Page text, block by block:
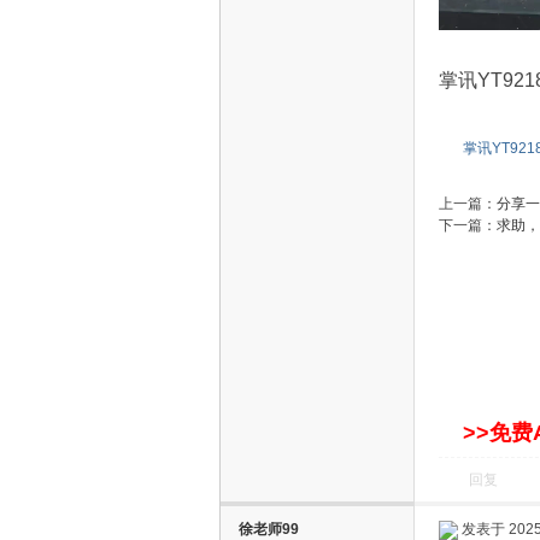
能
掌讯
掌讯
上一篇： 分享
下一篇： 求助
>>免费
回复
徐老师99 发表于